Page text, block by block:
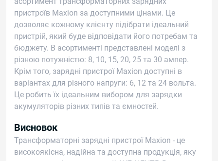
пристроїв Maxion за доступними цінами. Це
дозволяє кожному клієнту підібрати ідеальний
пристрій, який буде відповідати його потребам та
бюджету. В асортименті представлені моделі з
різною потужністю: 8, 10, 15, 20, 25 та 30 ампер.
Крім того, зарядні пристрої Maxion доступні в
варіантах для різного напруги: 6, 12 та 24 вольта.
Це робить їх ідеальним вибором для зарядки
акумуляторів різних типів та ємностей.
Висновок
Трансформаторні зарядні пристрої Maxion - це
високоякісна, надійна та доступна продукція, яку